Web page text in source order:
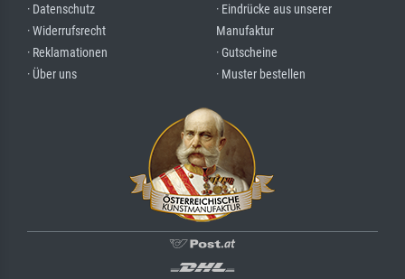
· Datenschutz
· Widerrufsrecht
· Reklamationen
· Über uns
· Eindrücke aus unserer
Manufaktur
· Gutscheine
· Muster bestellen